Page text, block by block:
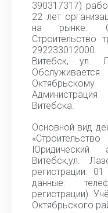
390317317)
22 лет
на рынке.
Строительство
Витебск, ул.
Витебска.
Основной вид
Юридический
Витебск,ул.
регистрации:
данные:
регистрации).
Октябрьского